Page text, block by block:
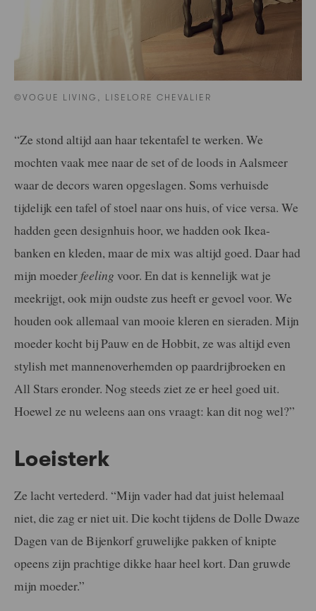
©VOGUE LIVING, LISELORE CHEVALIER
“Ze stond altijd aan haar tekentafel te werken. We
mochten vaak mee naar de set of de loods in Aalsmeer
waar de decors waren opgeslagen. Soms verhuisde
tijdelijk een tafel of stoel naar ons huis, of vice versa. We
hadden geen designhuis hoor, we hadden ook Ikea-
banken en kleden, maar de mix was altijd goed. Daar had
mijn moeder feeling voor. En dat is kennelijk wat je
meekrijgt, ook mijn oudste zus heeft er gevoel voor. We
houden ook allemaal van mooie kleren en sieraden. Mijn
moeder kocht bij Pauw en de Hobbit, ze was altijd even
stylish met mannenoverhemden op paardrijbroeken en
All Stars eronder. Nog steeds ziet ze er heel goed uit.
Hoewel ze nu weleens aan ons vraagt: kan dit nog wel?”
Loeisterk
Ze lacht vertederd. “Mijn vader had dat juist helemaal
niet, die zag er niet uit. Die kocht tijdens de Dolle Dwaze
Dagen van de Bijenkorf gruwelijke pakken of knipte
opeens zijn prachtige dikke haar heel kort. Dan gruwde
mijn moeder.”